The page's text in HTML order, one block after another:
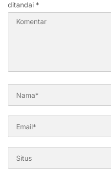
ditandai *